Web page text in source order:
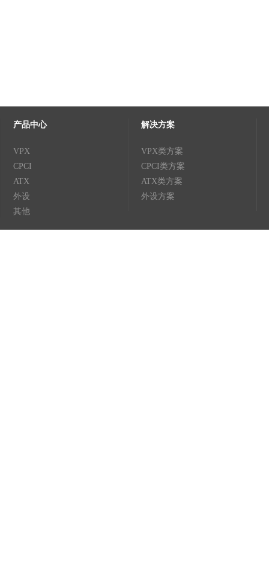
产品中心
VPX
CPCI
ATX
外设
其他
解决方案
VPX类方案
CPCI类方案
ATX类方案
外设方案